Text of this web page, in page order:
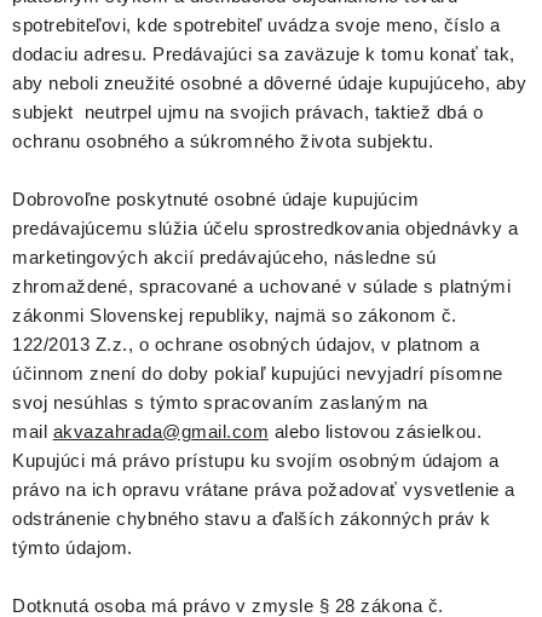
spotrebiteľovi, kde spotrebiteľ uvádza svoje meno, číslo a
dodaciu adresu. Predávajúci sa zaväzuje k tomu konať tak,
aby neboli zneužité osobné a dôverné údaje kupujúceho, aby
subjekt neutrpel ujmu na svojich právach, taktiež dbá o
ochranu osobného a súkromného života subjektu.
Dobrovoľne poskytnuté osobné údaje kupujúcim
predávajúcemu slúžia účelu sprostredkovania objednávky a
marketingových akcií predávajúceho, následne sú
zhromaždené, spracované a uchované v súlade s platnými
zákonmi Slovenskej republiky, najmä so zákonom č.
122/2013 Z.z., o ochrane osobných údajov, v platnom a
účinnom znení do doby pokiaľ kupujúci nevyjadrí písomne
svoj nesúhlas s týmto spracovaním zaslaným na
mail akvazahrada@gmail.com alebo listovou zásielkou.
Kupujúci má právo prístupu ku svojím osobným údajom a
právo na ich opravu vrátane práva požadovať vysvetlenie a
odstránenie chybného stavu a ďalších zákonných práv k
týmto údajom.
Dotknutá osoba má právo v zmysle § 28 zákona č.